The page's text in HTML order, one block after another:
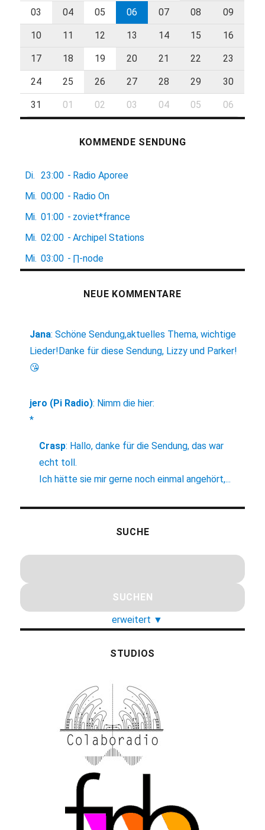
03 04 05 06 07 08 09
10 11 12 13 14 15 16
17 18 19 20 21 22 23
24 25 26 27 28 29 30
31 01 02 03 04 05 06
KOMMENDE SENDUNG
Di. 23:00 - Radio Aporee
Mi. 00:00 - Radio On
Mi. 01:00 - zoviet*france
Mi. 02:00 - Archipel Stations
Mi. 03:00 - ∏-node
NEUE KOMMENTARE
Jana:Schöne Sendung,aktuelles Thema, wichtige
Lieder!Danke für diese Sendung, Lizzy und Parker!
😘
jero (Pi Radio): Nimm die hier:
*
Crasp: Hallo, danke für die Sendung, das war
echt toll.
Ich hätte sie mir gerne noch einmal angehört,...
SUCHE
erweitert ▼
STUDIOS